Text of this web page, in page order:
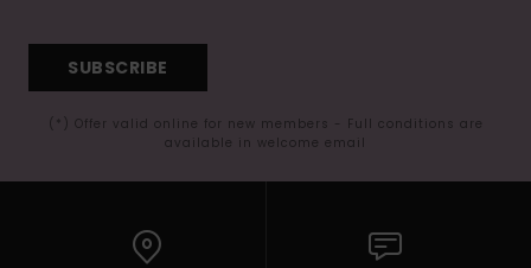
SUBSCRIBE
(*) Offer valid online for new members - Full conditions are
available in welcome email